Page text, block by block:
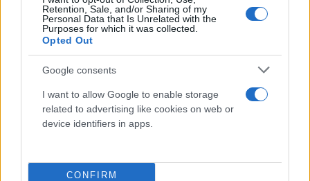
Retention, Sale, and/or Sharing of my
Personal Data that Is Unrelated with the
Purposes for which it was collected.
Opted Out
Google consents
I want to allow Google to enable storage
related to advertising like cookies on web or
device identifiers in apps.
CONFIRM
NEWS RECENTI
Le ultime notizie dalnostro
blog